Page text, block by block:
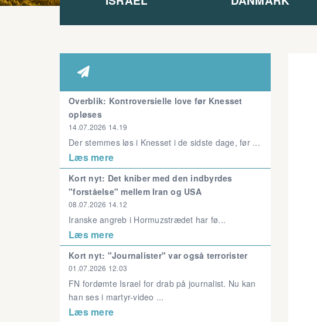

Overblik: Kontroversielle love før Knesset
opløses
14.07.2026 14.19
Der stemmes løs i Knesset i de sidste dage, før ...
Læs mere
Kort nyt: Det kniber med den indbyrdes
"forståelse" mellem Iran og USA
08.07.2026 14.12
Iranske angreb i Hormuzstrædet har fø...
Læs mere
Kort nyt: "Journalister" var også terrorister
01.07.2026 12.03
FN fordømte Israel for drab på journalist. Nu kan
han ses i martyr-video ...
Læs mere